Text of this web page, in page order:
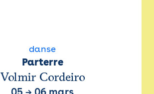
danse
Parterre
Volmir Cordeiro